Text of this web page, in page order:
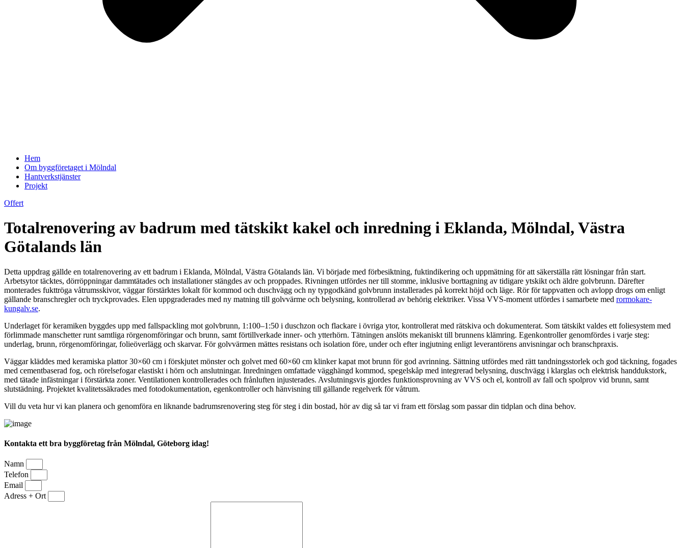
Hem
Om byggföretaget i Mölndal
Hantverkstjänster
Projekt
Offert
Totalrenovering av badrum med tätskikt kakel och inredning i Eklanda, Mölndal, Västra
Götalands län
Detta uppdrag gällde en totalrenovering av ett badrum i Eklanda, Mölndal, Västra Götalands län. Vi började med förbesiktning, fuktindikering och uppmätning för att säkerställa rätt lösningar från start.
Arbetsytor täcktes, dörröppningar dammtätades och installationer stängdes av och proppades. Rivningen utfördes ner till stomme, inklusive borttagning av tidigare ytskikt och äldre golvbrunn. Därefter
monterades fukttröga våtrumsskivor, väggar förstärktes lokalt för kommod och duschvägg och ny typgodkänd golvbrunn installerades på korrekt höjd och läge. Rör för tappvatten och avlopp drogs om enligt
gällande branschregler och tryckprovades. Elen uppgraderades med ny matning till golvvärme och belysning, kontrollerad av behörig elektriker. Vissa VVS-moment utfördes i samarbete med rormokare-
kungalv.se.
Underlaget för keramiken byggdes upp med fallspackling mot golvbrunn, 1:100–1:50 i duschzon och flackare i övriga ytor, kontrollerat med rätskiva och dokumenterat. Som tätskikt valdes ett foliesystem med
förlimmade manschetter runt samtliga rörgenomföringar och brunn, samt förtillverkade inner- och ytterhörn. Tätningen anslöts mekaniskt till brunnens klämring. Egenkontroller genomfördes i varje steg:
underlag, brunn, rörgenomföringar, folieöverlägg och skarvar. För golvvärmen mättes resistans och isolation före, under och efter ingjutning enligt leverantörens anvisningar och branschpraxis.
Väggar kläddes med keramiska plattor 30×60 cm i förskjutet mönster och golvet med 60×60 cm klinker kapat mot brunn för god avrinning. Sättning utfördes med rätt tandningsstorlek och god täckning, fogades
med cementbaserad fog, och rörelsefogar elastiskt i hörn och anslutningar. Inredningen omfattade vägghängd kommod, spegelskåp med integrerad belysning, duschvägg i klarglas och elektrisk handdukstork,
med tätade infästningar i förstärkta zoner. Ventilationen kontrollerades och frånluften injusterades. Avslutningsvis gjordes funktionsprovning av VVS och el, kontroll av fall och spolprov vid brunn, samt
slutstädning. Projektet kvalitetssäkrades med fotodokumentation, egenkontroller och hänvisning till gällande regelverk för våtrum.
Vill du veta hur vi kan planera och genomföra en liknande badrumsrenovering steg för steg i din bostad, hör av dig så tar vi fram ett förslag som passar din tidplan och dina behov.
Kontakta ett bra byggföretag från Mölndal, Göteborg idag!
Namn
Telefon
Email
Adress + Ort